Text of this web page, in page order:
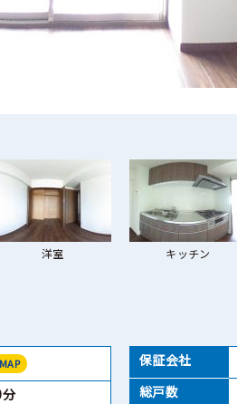
洋室 キッチン
MAP 保証会社
総戸数